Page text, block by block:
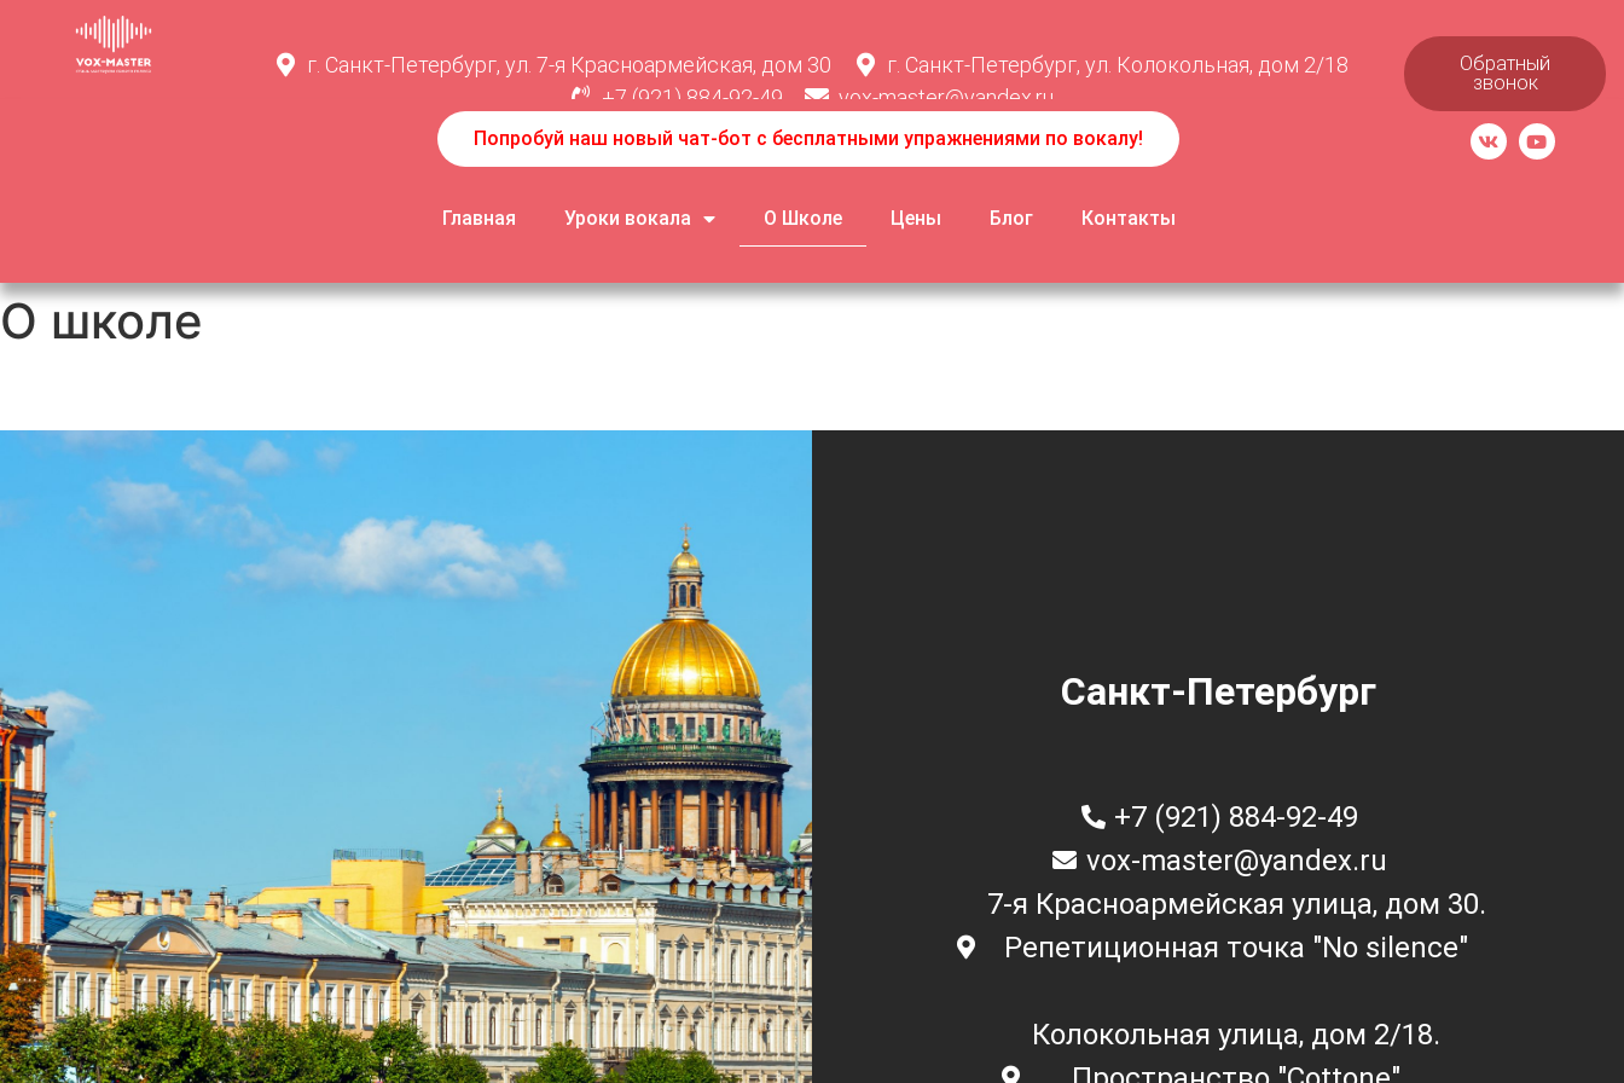
г. Санкт-Петербург, ул. 7-я Красноармейская, дом 30
г. Санкт-Петербург, ул. Колокольная, дом 2/18
+7 (921) 884-92-49
vox-master@yandex.ru
Обратный
звонок
Попробуй наш новый чат-бот с бесплатными упражнениями по вокалу!
Главная Уроки вокала О Школе Цены Блог Контакты
О школе
Санкт-Петербург
+7 (921) 884-92-49
vox-master@yandex.ru
7-я Красноармейская улица, дом 30.
Репетиционная точка "No silence"
Колокольная улица, дом 2/18.